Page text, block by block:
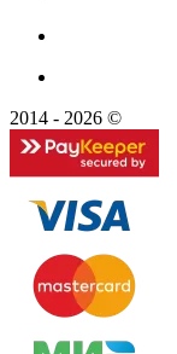
2014 - 2026 ©